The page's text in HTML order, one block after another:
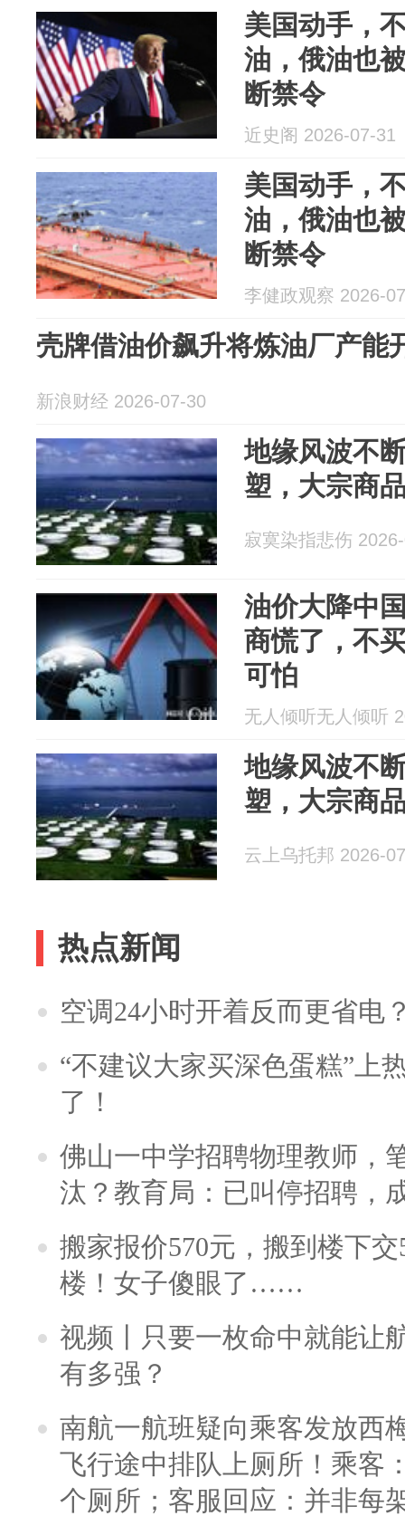
美国动手，
油，俄油也
断禁令
近史阁 2026-07-31
美国动手，
油，俄油也
断禁令
李健政观察 2026-
壳牌借油价飙升将炼油厂产能
新浪财经 2026-07-30
地缘风波不
塑，大宗商
寂寞染指悲伤
油价大降中
商慌了，不
可怕
无人倾听无人倾听
地缘风波不
塑，大宗商
云上乌托邦 2026-
热点新闻
空调24小时开着反而更省电
“不建议大家买深色蛋糕”上
了！
佛山一中学招聘物理教师，
汰？教育局：已叫停招聘，
搬家报价570元，搬到楼下
楼！女子傻眼了……
视频丨只要一枚命中就能让
有多强？
南航一航班疑向乘客发放西
飞行途中排队上厕所！乘客
个厕所；客服回应：并非每